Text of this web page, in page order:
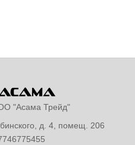
"Асама Трейд"
д. 4, помещ. 206